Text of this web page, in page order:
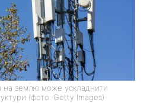
на землю може ускладнити
(фото: Getty Images)